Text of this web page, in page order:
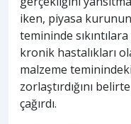
iken, piyasa
temininde
kronik hastalıkları
malzeme
zorlaştırdığını
çağırdı.